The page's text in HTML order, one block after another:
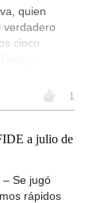
quien
verdadero
cinco
1
a julio de
Se jugó
rápidos